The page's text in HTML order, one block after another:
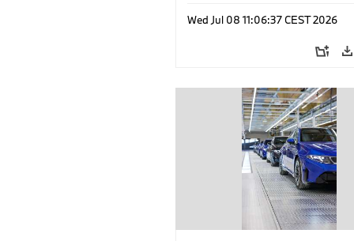
Wed Jul 08 11:06:37 CEST 2026